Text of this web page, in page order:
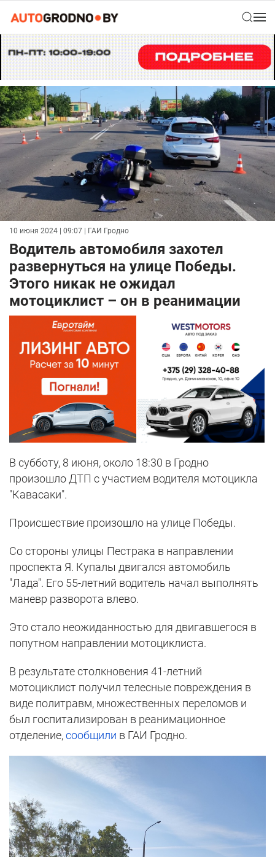
10 июня 2024 | 09:07 | ГАИ Гродно
Водитель автомобиля захотел
развернуться на улице Победы.
Этого никак не ожидал
мотоциклист – он в реанимации
В субботу, 8 июня, около 18:30 в Гродно
произошло ДТП с участием водителя мотоцикла
"Кавасаки".
Происшествие произошло на улице Победы.
Со стороны улицы Пестрака в направлении
проспекта Я. Купалы двигался автомобиль
"Лада". Его 55-летний водитель начал выполнять
маневр разворота влево.
Это стало неожиданностью для двигавшегося в
попутном направлении мотоциклиста.
В результате столкновения 41-летний
мотоциклист получил телесные повреждения в
виде политравм, множественных переломов и
был госпитализирован в реанимационное
отделение,сообщили в ГАИ Гродно.